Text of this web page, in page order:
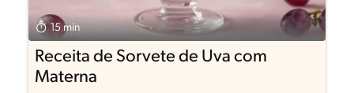
15 min
Receita de Sorvete de Uva com
Materna